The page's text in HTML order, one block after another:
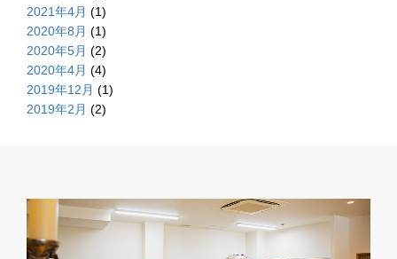
2021年4月 (1)
2020年8月 (1)
2020年5月 (2)
2020年4月 (4)
2019年12月 (1)
2019年2月 (2)